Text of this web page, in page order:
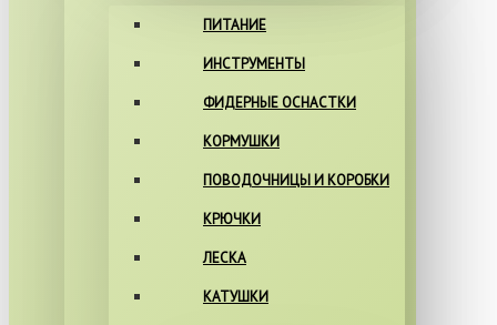
ПИТАНИЕ
ИНСТРУМЕНТЫ
ФИДЕРНЫЕ ОСНАСТКИ
КОРМУШКИ
ПОВОДОЧНИЦЫ И КОРОБКИ
КРЮЧКИ
ЛЕСКА
КАТУШКИ